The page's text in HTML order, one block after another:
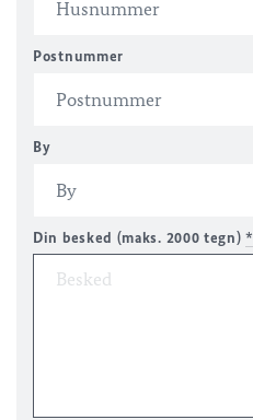
Postnummer
By
Din besked (maks. 2000 tegn)*